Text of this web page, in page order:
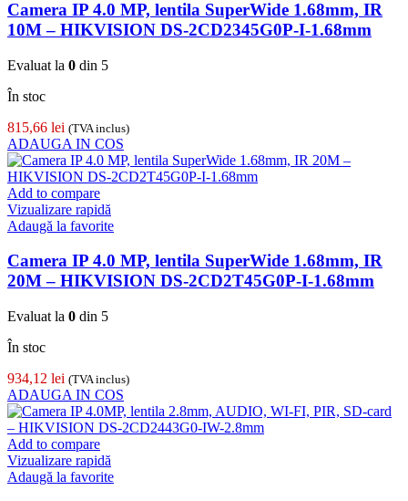
Camera IP 4.0 MP, lentila SuperWide 1.68mm, IR
10M – HIKVISION DS-2CD2345G0P-I-1.68mm
Evaluat la 0 din 5
În stoc
815,66 lei (TVA inclus)
ADAUGA IN COS
Add to compare
Vizualizare rapidă
Adaugă la favorite
Camera IP 4.0 MP, lentila SuperWide 1.68mm, IR
20M – HIKVISION DS-2CD2T45G0P-I-1.68mm
Evaluat la 0 din 5
În stoc
934,12 lei (TVA inclus)
ADAUGA IN COS
Add to compare
Vizualizare rapidă
Adaugă la favorite